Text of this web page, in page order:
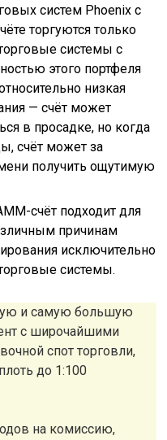
систем Phoenix с
торгуются только
системы с
этого портфеля
низкая
— счёт может
в просадке, но когда
счёт может за
получить ощутимую
счёт подходит для
причинам
исключительно
системы.
и самую большую
с широчайшими
спот торговли,
до 1:100
на комиссию,